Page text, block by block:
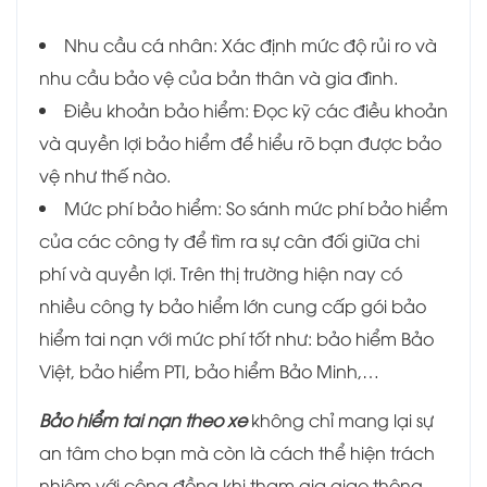
Nhu cầu cá nhân: Xác định mức độ rủi ro và
nhu cầu bảo vệ của bản thân và gia đình.
Điều khoản bảo hiểm: Đọc kỹ các điều khoản
và quyền lợi bảo hiểm để hiểu rõ bạn được bảo
vệ như thế nào.
Mức phí bảo hiểm: So sánh mức phí bảo hiểm
của các công ty để tìm ra sự cân đối giữa chi
phí và quyền lợi. Trên thị trường hiện nay có
nhiều công ty bảo hiểm lớn cung cấp gói bảo
hiểm tai nạn với mức phí tốt như: bảo hiểm Bảo
Việt, bảo hiểm PTI, bảo hiểm Bảo Minh,…
Bảo hiểm tai nạn theo xekhông chỉ mang lại sự
an tâm cho bạn mà còn là cách thể hiện trách